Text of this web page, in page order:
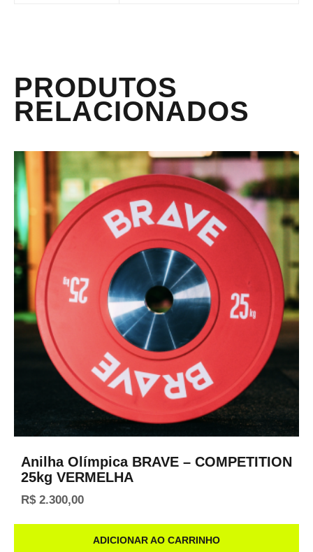
PRODUTOS
RELACIONADOS
Anilha Olímpica BRAVE – COMPETITION
25kg VERMELHA
R$2.300,00
ADICIONAR AO CARRINHO